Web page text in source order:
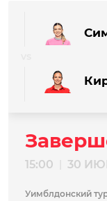
15:00 30
Уимблдонский